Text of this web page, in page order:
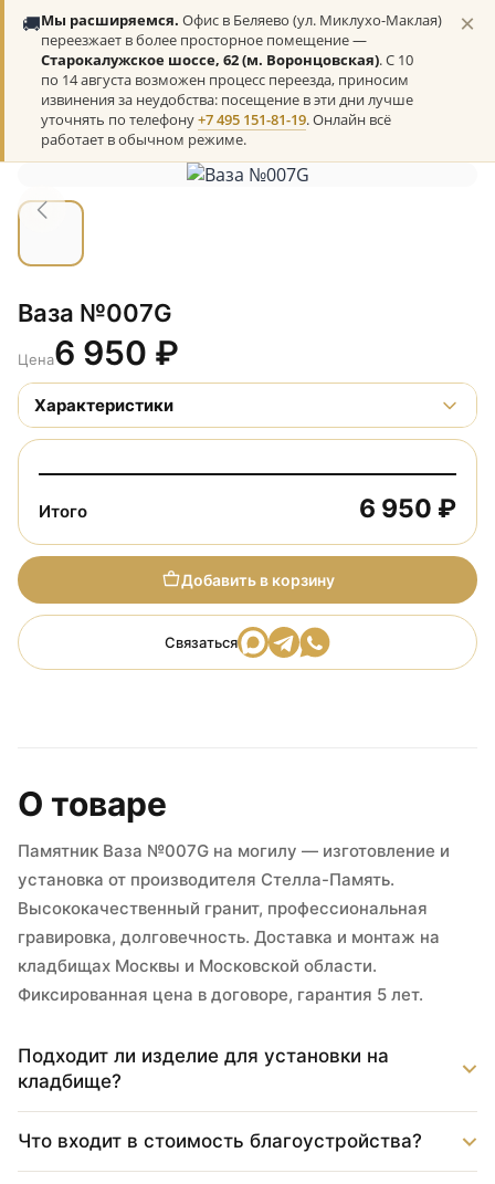
🚚Мы расширяемся. Офис в Беляево (ул. Миклухо-Маклая)
переезжает в более просторное помещение —
Старокалужское шоссе, 62 (м. Воронцовская). С 10
по 14 августа возможен процесс переезда, приносим
извинения за неудобства: посещение в эти дни лучше
уточнять по телефону+7 495 151-81-19. Онлайн всё
работает в обычном режиме.
×
Ваза №007G
Цена6 950 ₽
Характеристики
Итого 6 950 ₽
Добавить в корзину
Связаться
О товаре
Памятник Ваза №007G на могилу — изготовление и
установка от производителя Стелла-Память.
Высококачественный гранит, профессиональная
гравировка, долговечность. Доставка и монтаж на
кладбищах Москвы и Московской области.
Фиксированная цена в договоре, гарантия 5 лет.
Подходит ли изделие для установки на
кладбище?
Что входит в стоимость благоустройства?